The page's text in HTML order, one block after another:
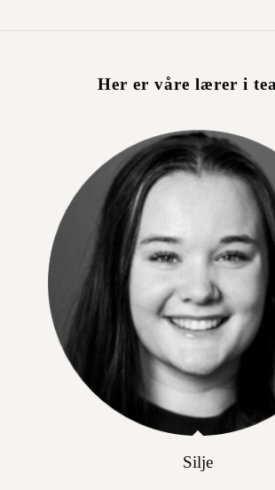
Her er våre lærer i
Silje